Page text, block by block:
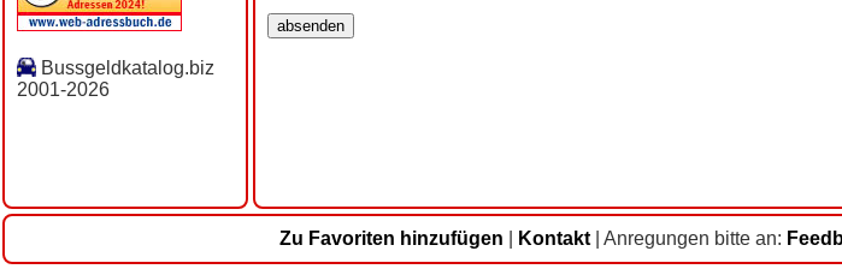
Bussgeldkatalog.biz
2001-2026
Zu Favoriten hinzufügen Kontakt| Anregungen bitte an: